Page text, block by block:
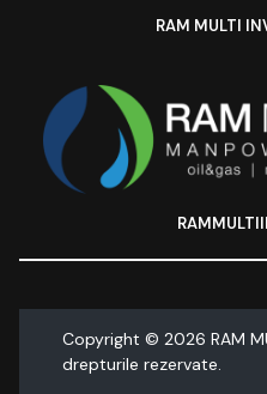
RAM MULTI
Copyright © 2026 RAM
drepturile rezervate.